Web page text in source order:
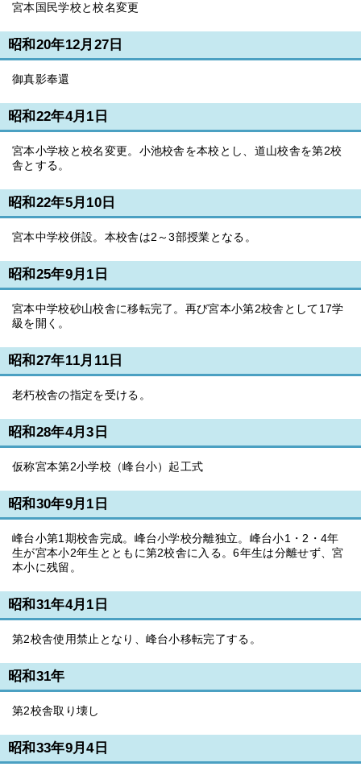
宮本国民学校と校名変更
昭和20年12月27日
御真影奉還
昭和22年4月1日
宮本小学校と校名変更。小池校舎を本校とし、道山校舎を第2校
舎とする。
昭和22年5月10日
宮本中学校併設。本校舎は2～3部授業となる。
昭和25年9月1日
宮本中学校砂山校舎に移転完了。再び宮本小第2校舎として17学
級を開く。
昭和27年11月11日
老朽校舎の指定を受ける。
昭和28年4月3日
仮称宮本第2小学校（峰台小）起工式
昭和30年9月1日
峰台小第1期校舎完成。峰台小学校分離独立。峰台小1・2・4年
生が宮本小2年生とともに第2校舎に入る。6年生は分離せず、宮
本小に残留。
昭和31年4月1日
第2校舎使用禁止となり、峰台小移転完了する。
昭和31年
第2校舎取り壊し
昭和33年9月4日